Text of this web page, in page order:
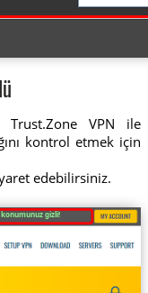
Trust.Zone VPN ile
kontrol etmek için
edebilirsiniz.
gizli!